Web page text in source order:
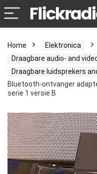
Home
Elektronica
Draagbare audio- and
Draagbare luidsprekers
Bluetooth-ontvanger
serie 1 versie B